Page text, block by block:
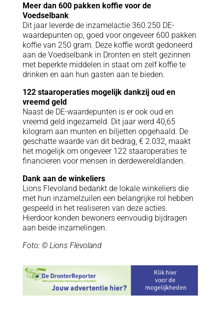
Meer dan 600 pakken koffie voor de
Voedselbank
Dit jaar leverde de inzamelactie 360.250 DE-
waardepunten op, goed voor ongeveer 600 pakken
koffie van 250 gram. Deze koffie wordt gedoneerd
aan de Voedselbank in Dronten en stelt gezinnen
met beperkte middelen in staat om zelf koffie te
drinken en aan hun gasten aan te bieden.
122 staaroperaties mogelijk dankzij oud en
vreemd geld
Naast de DE-waardepunten is er ook oud en
vreemd geld ingezameld. Dit jaar werd 40,65
kilogram aan munten en biljetten opgehaald. De
geschatte waarde van dit bedrag, € 2.032, maakt
het mogelijk om ongeveer 122 staaroperaties te
financieren voor mensen in derdewereldlanden.
Dank aan de winkeliers
Lions Flevoland bedankt de lokale winkeliers die
met hun inzamelzuilen een belangrijke rol hebben
gespeeld in het realiseren van deze acties.
Hierdoor konden bewoners eenvoudig bijdragen
aan beide inzamelingen.
Foto: © Lions Flevoland